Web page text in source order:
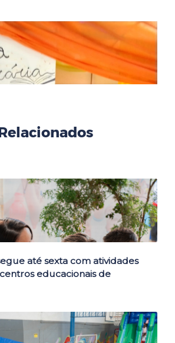
até sexta com atividades
educacionais de